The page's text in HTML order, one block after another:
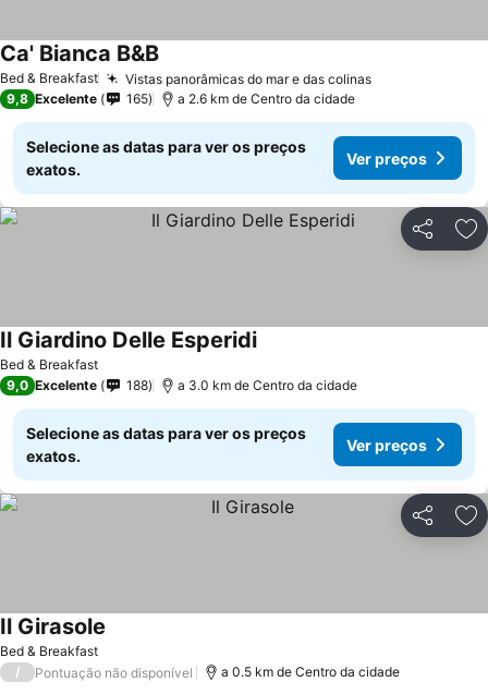
Bed & Breakfast Vistas panorâmicas do mar e das colinas
Ca' Bianca B&B
9,8 Excelente 165 a 2.6 km de Centro da cidade
Selecione as datas para ver os preços
exatos.
Ver preços
Partilhar
Bed & Breakfast
Il Giardino Delle Esperidi
9,0 Excelente 188 a 3.0 km de Centro da cidade
Selecione as datas para ver os preços
exatos.
Ver preços
Partilhar
Bed & Breakfast
Il Girasole
/ Pontuação não disponível a 0.5 km de Centro da cidade